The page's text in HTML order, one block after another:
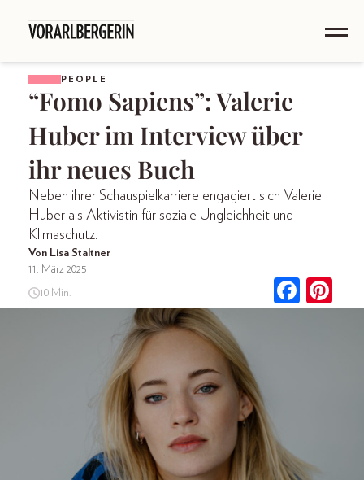
PEOPLE
“Fomo Sapiens”: Valerie
Huber im Interview über
ihr neues Buch
Neben ihrer Schauspielkarriere engagiert sich Valerie
Huber als Aktivistin für soziale Ungleichheit und
Klimaschutz.
Von Lisa Staltner
11. März 2025
10 Min.